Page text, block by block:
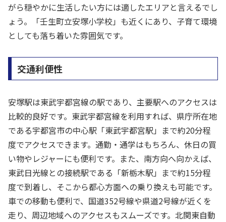
がら穏やかに生活したい方には適したエリアと言えるでし
ょう。「壬生町立安塚小学校」も近くにあり、子育て環境
としても落ち着いた雰囲気です。
交通利便性
安塚駅は東武宇都宮線の駅であり、主要駅へのアクセスは
比較的良好です。東武宇都宮線を利用すれば、県庁所在地
である宇都宮市の中心駅「東武宇都宮駅」まで約20分程
度でアクセスできます。通勤・通学はもちろん、休日の買
い物やレジャーにも便利です。また、南方向へ向かえば、
東武日光線との接続駅である「新栃木駅」まで約15分程
度で到着し、そこから都心方面への乗り換えも可能です。
車での移動も便利で、国道352号線や県道2号線が近くを
走り、周辺地域へのアクセスもスムーズです。北関東自動